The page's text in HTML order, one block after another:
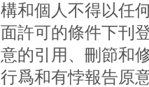
和個人不得以任
許可的條件下刊
的引用、刪節和
爲和有悖報告原